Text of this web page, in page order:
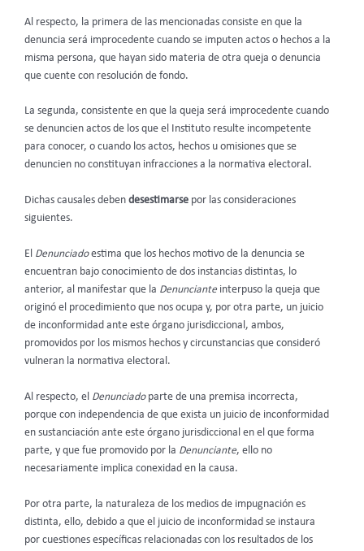
Al respecto, la primera de las mencionadas consiste en que la
denuncia será improcedente cuando se imputen actos o hechos a la
misma persona, que hayan sido materia de otra queja o denuncia
que cuente con resolución de fondo.
La segunda, consistente en que la queja será improcedente cuando
se denuncien actos de los que el Instituto resulte incompetente
para conocer, o cuando los actos, hechos u omisiones que se
denuncien no constituyan infracciones a la normativa electoral.
Dichas causales deben desestimarse por las consideraciones
siguientes.
El Denunciadoestima que los hechos motivo de la denuncia se
encuentran bajo conocimiento de dos instancias distintas, lo
anterior, al manifestar que la Denuncianteinterpuso la queja que
originó el procedimiento que nos ocupa y, por otra parte, un juicio
de inconformidad ante este órgano jurisdiccional, ambos,
promovidos por los mismos hechos y circunstancias que consideró
vulneran la normativa electoral.
Al respecto, el Denunciadoparte de una premisa incorrecta,
porque con independencia de que exista un juicio de inconformidad
en sustanciación ante este órgano jurisdiccional en el que forma
parte, y que fue promovido por la Denunciante, ello no
necesariamente implica conexidad en la causa.
Por otra parte, la naturaleza de los medios de impugnación es
distinta, ello, debido a que el juicio de inconformidad se instaura
por cuestiones específicas relacionadas con los resultados de los